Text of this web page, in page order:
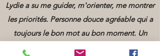
Lydie a su me guider, m'orienter, me montrer
les priorités. Personne douce agréable qui a
toujours le bon mot au bon moment. Un
plaisir d'avoir pu travailler avec elle. Je